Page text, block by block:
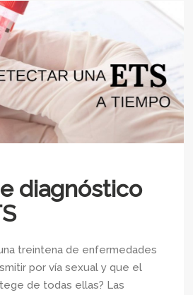
diagnóstico
treintena de enfermedades
por vía sexual y que el
de todas ellas? Las